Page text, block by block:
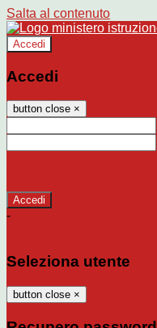
Salta al contenuto
Accedi
Accedi
button close ×
-
Seleziona utente
button close ×